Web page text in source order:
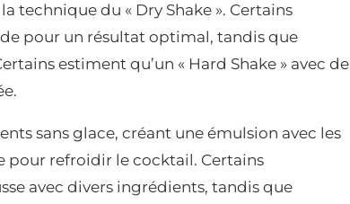
technique du « Dry Shake ». Certains
pour un résultat optimal, tandis que
estiment qu’un « Hard Shake » avec de
sans glace, créant une émulsion avec les
pour refroidir le cocktail. Certains
avec divers ingrédients, tandis que